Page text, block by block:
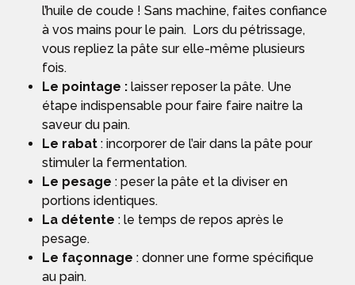
l’huile de coude ! Sans machine, faites confiance
à vos mains pour le pain. Lors du pétrissage,
vous repliez la pâte sur elle-même plusieurs
fois.
Le pointage : laisser reposer la pâte. Une
étape indispensable pour faire faire naitre la
saveur du pain.
Le rabat: incorporer de l’air dans la pâte pour
stimuler la fermentation.
Le pesage : peser la pâte et la diviser en
portions identiques.
La détente : le temps de repos après le
pesage.
Le façonnage : donner une forme spécifique
au pain.